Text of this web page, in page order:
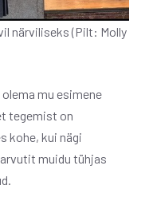
närviliseks (Pilt: Molly
mu esimene
tegemist on
kohe, kui nägi
muidu tühjas